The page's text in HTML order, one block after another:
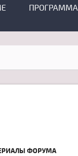
ПРОГРАММА
ФОРУМА